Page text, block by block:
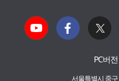
PC버전
서울특별시 중